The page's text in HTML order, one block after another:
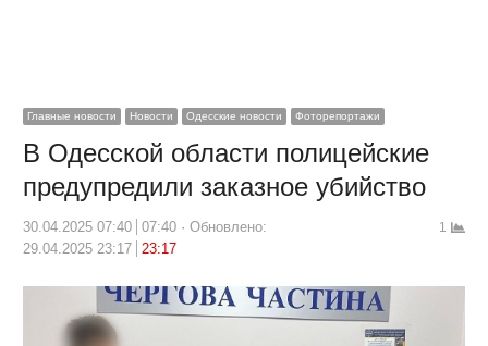
Главные новости Новости Одесские новости Фоторепортажи
В Одесской области полицейские
предупредили заказное убийство
30.04.2025 07:40 07:40
Обновлено:
29.04.2025 23:17
23:17
1